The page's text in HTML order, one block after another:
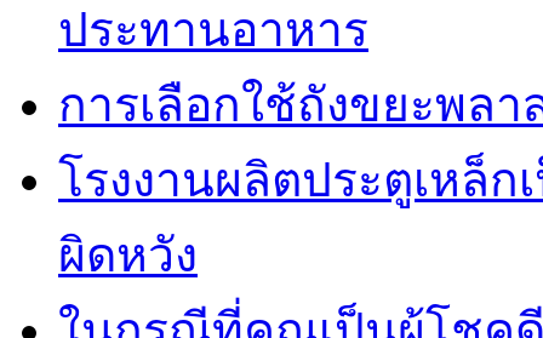
ประทานอาหาร
การเลือกใช้ถังขยะพล
โรงงานผลิตประตูเหล็
ผิดหวัง